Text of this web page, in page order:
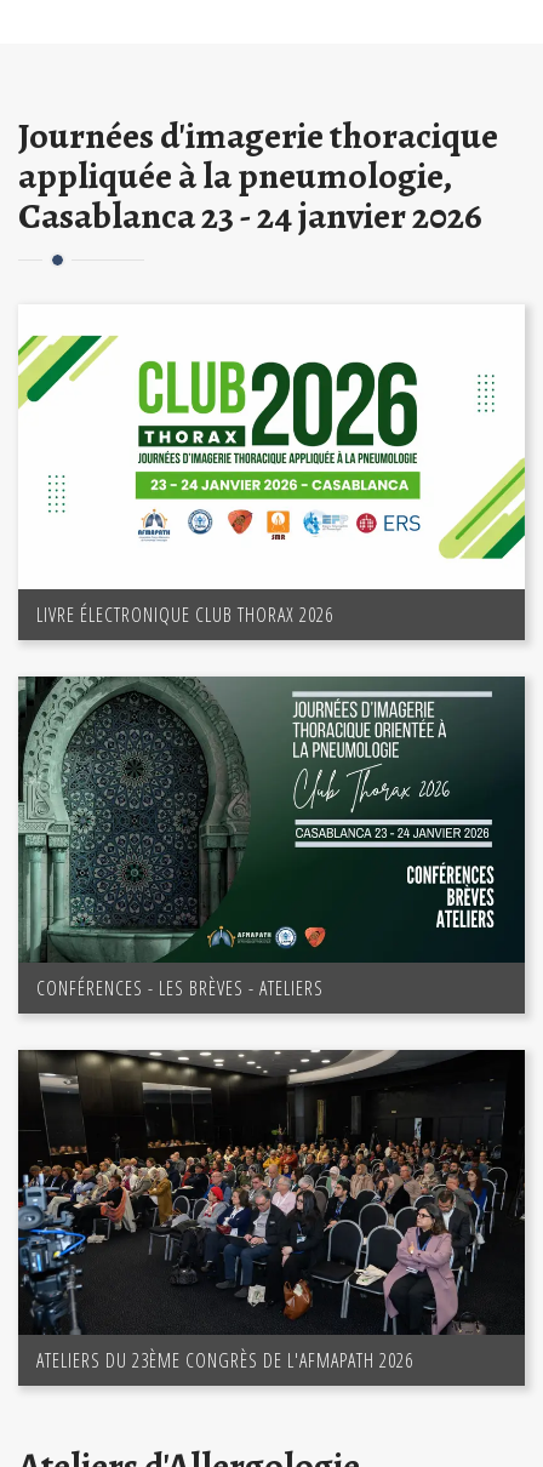
Journées d'imagerie thoracique
appliquée à la pneumologie,
Casablanca 23 - 24 janvier 2026
LIVRE ÉLECTRONIQUE CLUB THORAX 2026
CONFÉRENCES - LES BRÈVES - ATELIERS
ATELIERS DU 23ÈME CONGRÈS DE L'AFMAPATH 2026